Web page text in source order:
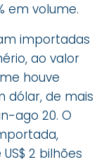
em volume.
importadas
ao valor
houve
dólar, de mais
ago 20. O
2 bilhões